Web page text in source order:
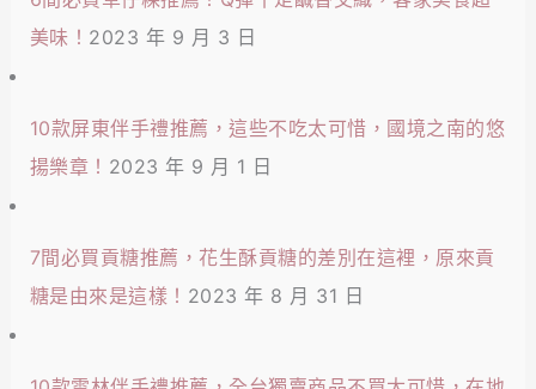
美味！ 2023 年 9 月 3 日
10款屏東伴手禮推薦，這些不吃太可惜，國境之南的悠
揚樂章！ 2023 年 9 月 1 日
7間必買貢糖推薦，花生酥貢糖的差別在這裡，原來貢
糖是由來是這樣！ 2023 年 8 月 31 日